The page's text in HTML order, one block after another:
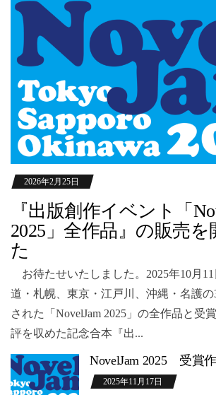
2026年2月25日
『出版創作イベント「
2025」全作品』の販売を
た
お待たせいたしました。2025年10月
道・札幌、東京・江戸川、沖縄・名護
された「NovelJam 2025」の全作品と受
評を収めた記念合本『出...
NovelJam 2025 受賞
2025年11月17日